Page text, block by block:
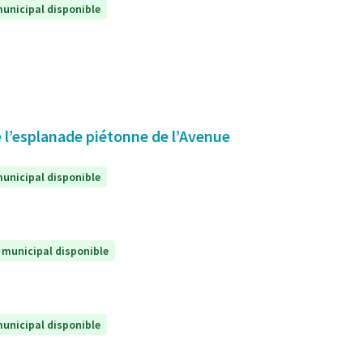
disponible
piétonne de l’Avenue
disponible
municipal disponible
disponible